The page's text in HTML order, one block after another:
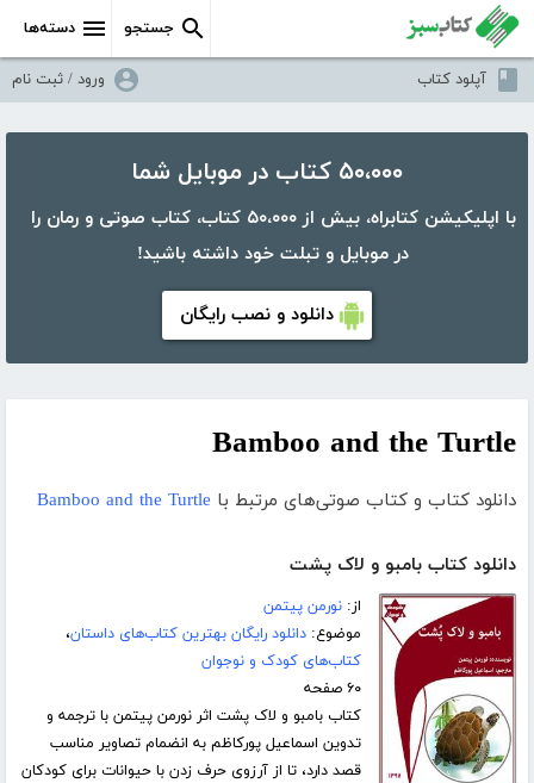
دسته‌ها جستجو
آپلود کتاب ورود / ثبت نام
۵۰،۰۰۰ کتاب در موبایل شما
با اپلیکیشن کتابراه، بیش از ۵۰،۰۰۰ کتاب، کتاب صوتی و رمان را
در موبایل و تبلت خود داشته باشید!
دانلود و نصب رایگان
Bamboo and the Turtle
دانلود کتاب و کتاب صوتی‌های مرتبط با Bamboo and the Turtle
دانلود کتاب بامبو و لاک پشت
از:نورمن پیتمن
موضوع:دانلود رایگان بهترین کتاب‌های داستان،
کتاب‌های کودک و نوجوان
۶۰ صفحه
کتاب بامبو و لاک پشت اثر نورمن پیتمن با ترجمه و
تدوین اسماعیل پورکاظم به انضمام تصاویر مناسب
قصد دارد، تا از آرزوی حرف زدن با حیوانات برای کودکان